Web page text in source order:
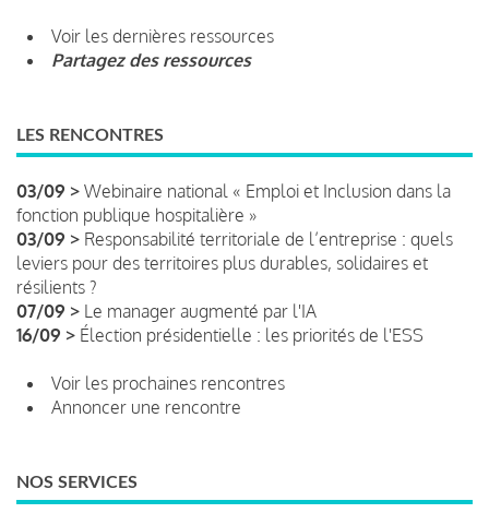
Voir les dernières ressources
Partagez des ressources
LES RENCONTRES
03/09 > Webinaire national « Emploi et Inclusion dans la
fonction publique hospitalière »
03/09 > Responsabilité territoriale de l’entreprise : quels
leviers pour des territoires plus durables, solidaires et
résilients ?
07/09 > Le manager augmenté par l'IA
16/09 > Élection présidentielle : les priorités de l'ESS
Voir les prochaines rencontres
Annoncer une rencontre
NOS SERVICES